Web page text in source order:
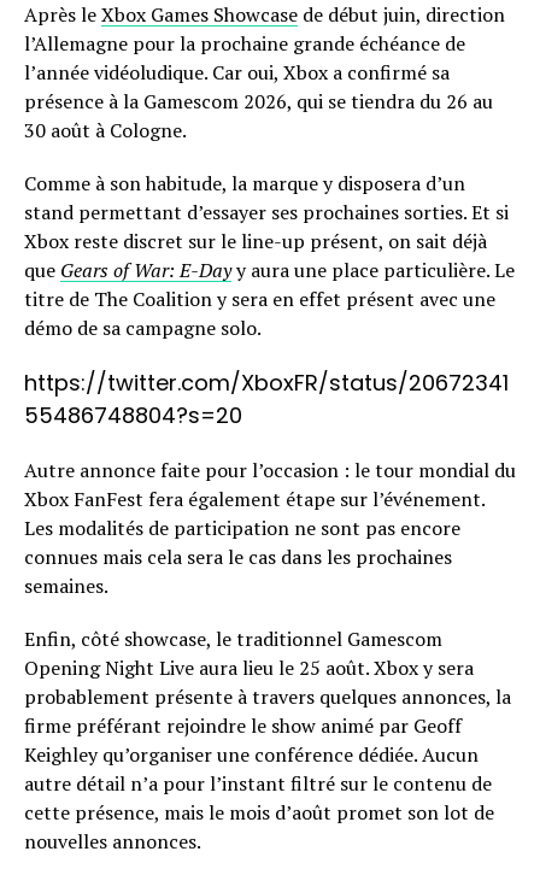
Après leXbox Games Showcase de début juin, direction
l’Allemagne pour la prochaine grande échéance de
l’année vidéoludique. Car oui, Xbox a confirmé sa
présence à la Gamescom 2026, qui se tiendra du 26 au
30 août à Cologne.
Comme à son habitude, la marque y disposera d’un
stand permettant d’essayer ses prochaines sorties. Et si
Xbox reste discret sur le line-up présent, on sait déjà
que Gears of War: E-Dayy aura une place particulière. Le
titre de The Coalition y sera en effet présent avec une
démo de sa campagne solo.
https://twitter.com/XboxFR/status/20672341
55486748804?s=20
Autre annonce faite pour l’occasion : le tour mondial du
Xbox FanFest fera également étape sur l’événement.
Les modalités de participation ne sont pas encore
connues mais cela sera le cas dans les prochaines
semaines.
Enfin, côté showcase, le traditionnel Gamescom
Opening Night Live aura lieu le 25 août. Xbox y sera
probablement présente à travers quelques annonces, la
firme préférant rejoindre le show animé par Geoff
Keighley qu’organiser une conférence dédiée. Aucun
autre détail n’a pour l’instant filtré sur le contenu de
cette présence, mais le mois d’août promet son lot de
nouvelles annonces.